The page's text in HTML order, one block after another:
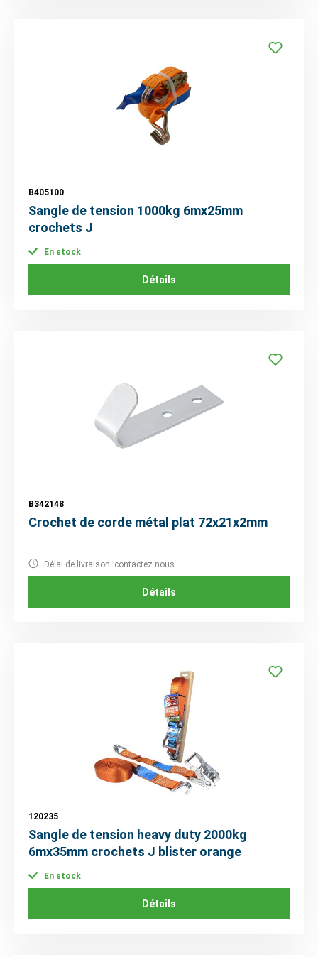
B405100
Sangle de tension 1000kg 6mx25mm
crochets J
En stock
Détails
B342148
Crochet de corde métal plat 72x21x2mm
Délai de livraison: contactez nous
Détails
120235
Sangle de tension heavy duty 2000kg
6mx35mm crochets J blister orange
En stock
Détails